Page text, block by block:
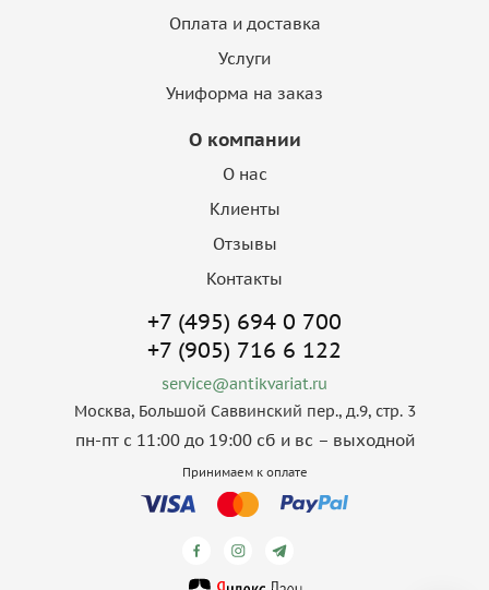
Оплата и доставка
Услуги
Униформа на заказ
О компании
О нас
Клиенты
Отзывы
Контакты
+7 (495) 694 0 700
+7 (905) 716 6 122
service@antikvariat.ru
Москва, Большой Саввинский пер., д.9, стр. 3
пн-пт с 11:00 до 19:00 сб и вс – выходной
Принимаем к оплате